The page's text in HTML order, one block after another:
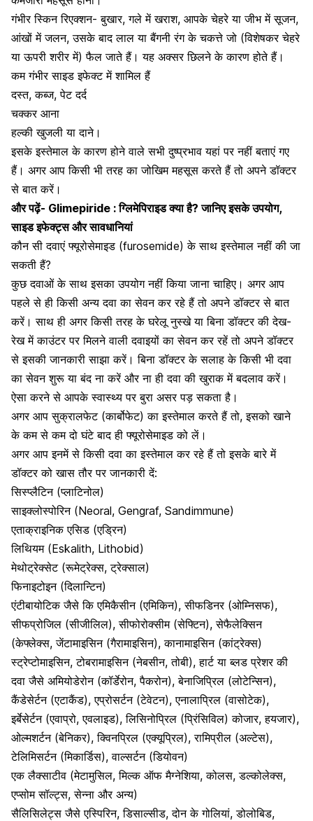
गंभीर स्किन रिएक्शन- बुखार, गले में खराश, आपके चेहरे या जीभ में सूजन,
आंखों में जलन, उसके बाद लाल या बैंगनी रंग के चकत्ते जो (विशेषकर चेहरे
या ऊपरी शरीर में) फैल जाते हैं। यह अक्सर छिलने के कारण होते हैं।
कम गंभीर साइड इफेक्ट में शामिल हैं
दस्त,कब्ज,पेट दर्द
चक्कर आना
हल्की खुजली या दाने।
इसके इस्तेमाल के कारण होने वाले सभी दुष्प्रभाव यहां पर नहीं बताएं गए
हैं। अगर आप किसी भी तरह का जोखिम महसूस करते हैं तो अपने डॉक्टर
से बात करें।
और पढ़ें- Glimepiride : ग्लिमेपिराइड क्या है? जानिए इसके उपयोग,
साइड इफेक्ट्स और सावधानियां
कौन सी दवाएं फ्यूरोसेमाइड (furosemide) के साथ इस्तेमाल नहीं की जा
सकती हैं?
कुछ दवाओं के साथ इसका उपयोग नहीं किया जाना चाहिए। अगर आप
पहले से ही किसी अन्य दवा का सेवन कर रहे हैं तो अपने डॉक्टर से बात
करें। साथ ही अगर किसी तरह के घरेलू नुस्खे या बिना डॉक्टर की देख-
रेख में काउंटर पर मिलने वाली दवाइयों का सेवन कर रहें तो अपने डॉक्टर
से इसकी जानकारी साझा करें। बिना डॉक्टर के सलाह के किसी भी दवा
का सेवन शुरू या बंद ना करें और ना ही दवा की खुराक में बदलाव करें।
ऐसा करने से आपके स्वास्थ्य पर बुरा असर पड़ सकता है।
अगर आप सुक्रालफेट (कार्बोफेट) का इस्तेमाल करते हैं तो, इसको खाने
के कम से कम दो घंटे बाद ही फ्यूरोसेमाइड को लें।
अगर आप इनमें से किसी दवा का इस्तेमाल कर रहे हैं तो इसके बारे में
डॉक्टर को खास तौर पर जानकारी दें:
सिस्प्लैटिन (प्लाटिनोल)
साइक्लोस्पोरिन (Neoral, Gengraf, Sandimmune)
एताक्राइनिक एसिड (एड्रिन)
लिथियम (Eskalith, Lithobid)
मेथोट्रेक्सेट (रूमेट्रेक्स, ट्रेक्साल)
फिनाइटोइन (दिलान्टिन)
एंटीबायोटिक जैसे कि एमिकैसीन (एमिकिन), सीफडिनर (ओम्निसफ),
सीफप्रोजिल (सीजीलिल), सीफोरोक्सीम (सेफ्टिन), सेफैलेक्सिन
(केफ्लेक्स, जेंटामाइसिन (गैरामाइसिन), कानामाइसिन (कांट्रेक्स)
स्ट्रेप्टोमाइसिन, टोबरामाइसिन (नेबसीन, तोबी), हार्ट याब्लड प्रेशर की
दवा जैसे अमियोडेरोन (कॉर्डेरोन, पैकरोन), बेनाजिप्रिल (लोटेन्सिन),
कैंडेसेर्टन (एटाकैंड), एप्रोसर्टन (टेवेटन), एनालाप्रिल (वासोटेक),
इर्बेसेर्टन (एवाप्रो, एवलाइड), लिसिनोप्रिल (प्रिंसिविल) कोजार, हयजार),
ओल्मशर्टन (बेनिकर), क्विनप्रिल (एक्यूप्रिल), रामिप्रील (अल्टेस),
टेलिमिसर्टन (मिकार्डिस), वाल्सर्टन (डियोवन)
एक लैक्साटीव (मेटामुसिल, मिल्क ऑफ मैग्नेशिया, कोलस, डल्कोलेक्स,
एप्सोम सॉल्ट्स, सेन्ना और अन्य)
सैलिसिलेट्स जैसे एस्पिरिन, डिसाल्सीड, दोन के गोलियां, डोलोबिड,